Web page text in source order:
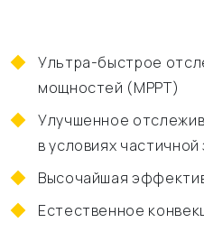
Ультра-быстрое
мощностей (MPPT)
Улучшенное
в условиях
Высочайшая
Естественное